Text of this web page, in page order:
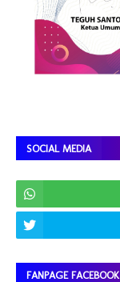
SOCIAL MEDIA
FANPAGE FACEBOOK